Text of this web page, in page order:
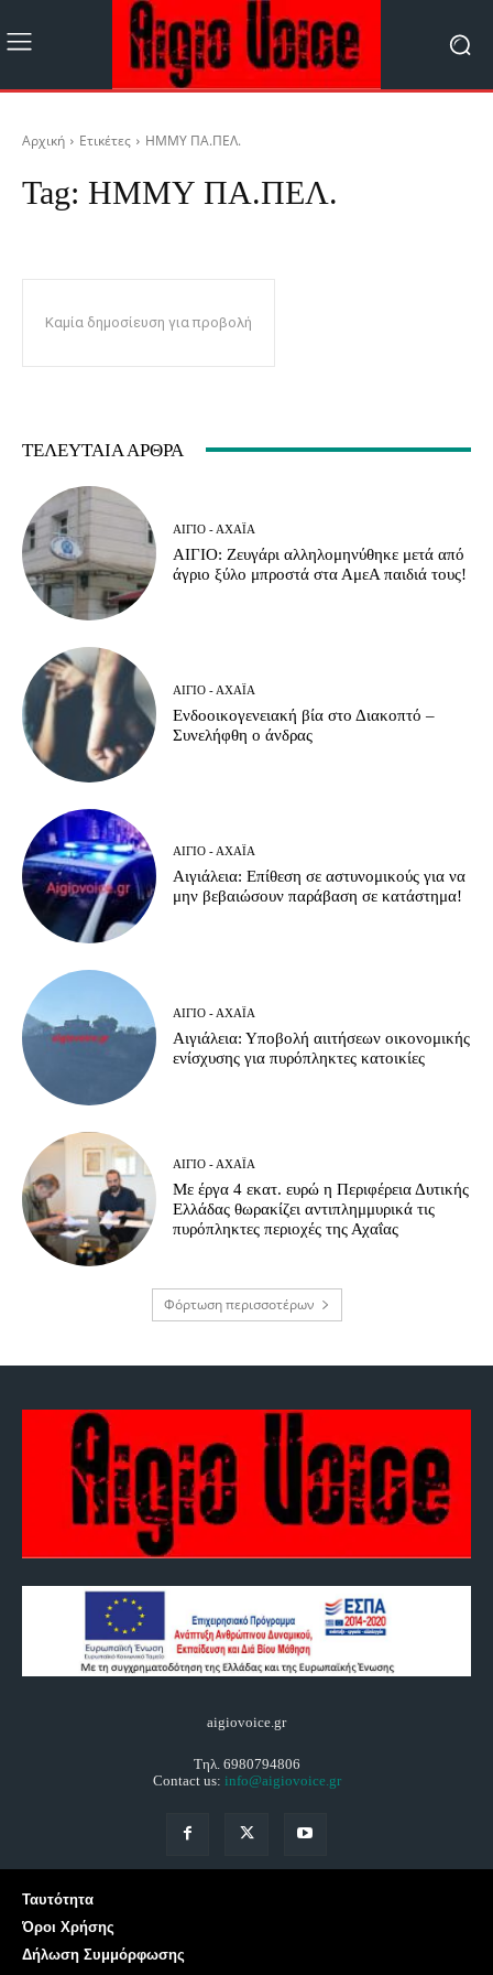
Αρχική Ετικέτες ΗΜΜΥ ΠΑ.ΠΕΛ.
Tag: ΗΜΜΥ ΠΑ.ΠΕΛ.
Καμία δημοσίευση για προβολή
ΤΕΛΕΥΤΑΊΑ ΆΡΘΡΑ
ΑΊΓΙΟ - ΑΧΑΪ́Α
ΑΙΓΙΟ: Ζευγάρι αλληλομηνύθηκε μετά από
άγριο ξύλο μπροστά στα ΑμεΑ παιδιά τους!
ΑΊΓΙΟ - ΑΧΑΪ́Α
Ενδοοικογενειακή βία στο Διακοπτό –
Συνελήφθη ο άνδρας
ΑΊΓΙΟ - ΑΧΑΪ́Α
Αιγιάλεια: Επίθεση σε αστυνομικούς για να
μην βεβαιώσουν παράβαση σε κατάστημα!
ΑΊΓΙΟ - ΑΧΑΪ́Α
Αιγιάλεια: Υποβολή αιιτήσεων οικονομικής
ενίσχυσης για πυρόπληκτες κατοικίες
ΑΊΓΙΟ - ΑΧΑΪ́Α
Με έργα 4 εκατ. ευρώ η Περιφέρεια Δυτικής
Ελλάδας θωρακίζει αντιπλημμυρικά τις
πυρόπληκτες περιοχές της Αχαΐας
Φόρτωση περισσοτέρων
aigiovoice.gr
Τηλ. 6980794806
Contact us: info@aigiovoice.gr
Ταυτότητα
Όροι Χρήσης
Δήλωση Συμμόρφωσης